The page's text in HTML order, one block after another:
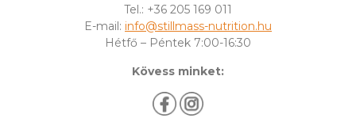
Tel.: +36 205 169 011
E-mail: info@stillmass-nutrition.hu
Hétfő – Péntek 7:00-16:30
Kövess minket: